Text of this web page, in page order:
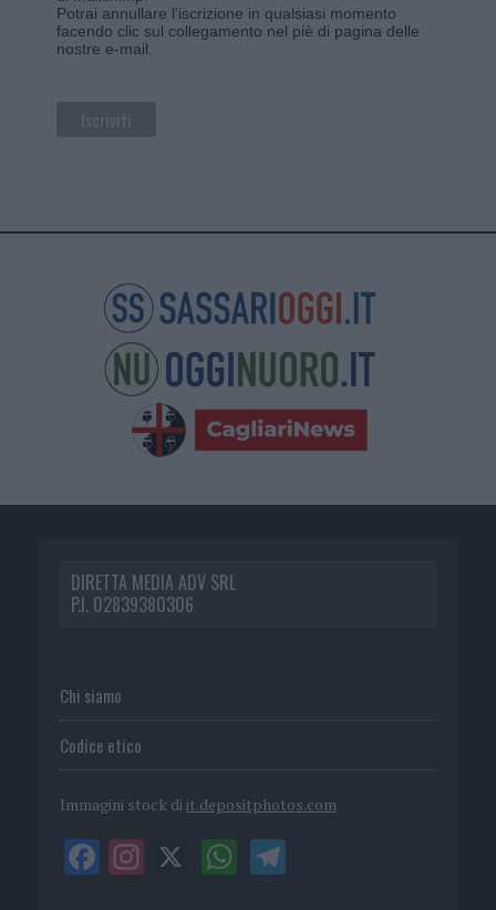
Potrai annullare l'iscrizione in qualsiasi momento
facendo clic sul collegamento nel piè di pagina delle
nostre e-mail.
DIRETTA MEDIA ADV SRL
P.I. 02839380306
Chi siamo
Codice etico
Immagini stock di it.depositphotos.com